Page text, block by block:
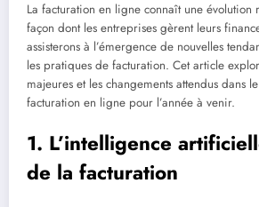
La facturation en ligne connaît une évolution
façon dont les entreprises gèrent leurs
assisterons à l’émergence de nouvelles
les pratiques de facturation. Cet article
majeures et les changements attendus dans
facturation en ligne pour l’année à venir.
1. L’intelligence
de la facturation